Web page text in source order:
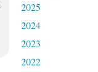
2025
2024
2023
2022